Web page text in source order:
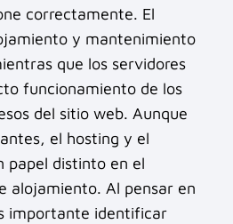
correctamente. El
y mantenimiento
que los servidores
funcionamiento de los
del sitio web. Aunque
el hosting y el
papel distinto en el
alojamiento. Al pensar en
importante identificar